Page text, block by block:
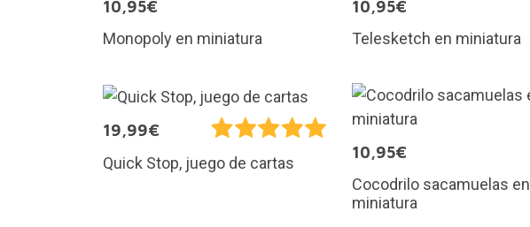
10,95€
Monopoly en miniatura
10,95€
Telesketch en miniatura
19,99€
Quick Stop, juego de cartas
10,95€
Cocodrilo sacamuelas en
miniatura